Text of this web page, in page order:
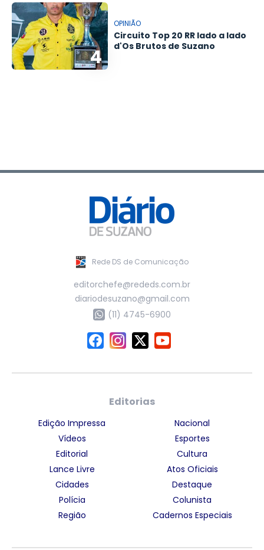
4
OPINIÃO
Circuito Top 20 RR lado a lado
d'Os Brutos de Suzano
Rede DS de Comunicação
editorchefe@rededs.com.br
diariodesuzano@gmail.com
(11) 4745-6900
Editorias
Edição Impressa
Vídeos
Editorial
Lance Livre
Cidades
Polícia
Região
Nacional
Esportes
Cultura
Atos Oficiais
Destaque
Colunista
Cadernos Especiais